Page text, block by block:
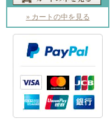
» カートの中を見る